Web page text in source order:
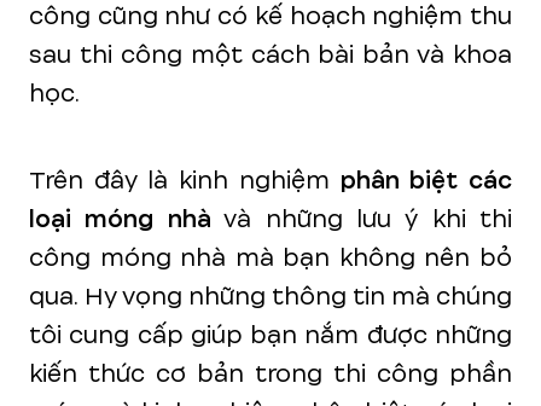
công cũng như có kế hoạch nghiệm thu
sau thi công một cách bài bản và khoa
học.
Trên đây là kinh nghiệm phân biệt các
loại móng nhà và những lưu ý khi thi
công móng nhà mà bạn không nên bỏ
qua. Hy vọng những thông tin mà chúng
tôi cung cấp giúp bạn nắm được những
kiến thức cơ bản trong thi công phần